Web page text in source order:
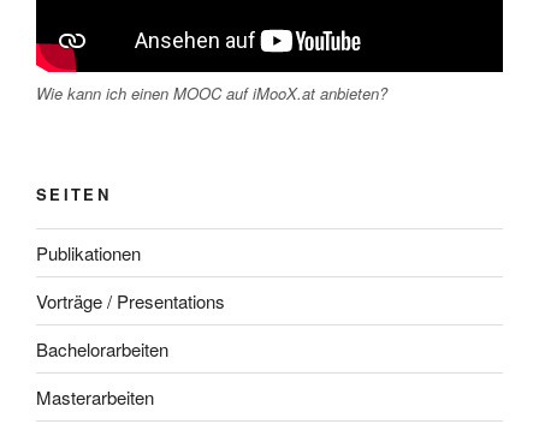
Wie kann ich einen MOOC auf iMooX.at anbieten?
SEITEN
Publikationen
Vorträge / Presentations
Bachelorarbeiten
Masterarbeiten